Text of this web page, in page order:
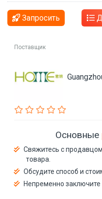
Запросить
Поставщик
Основные
Свяжитесь с
товара.
Обсудите способ и
Непременно заключите